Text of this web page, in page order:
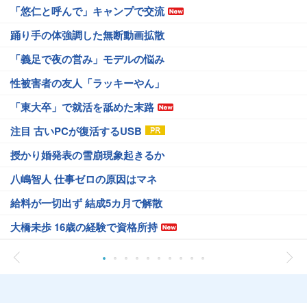
「悠仁と呼んで」キャンプで交流
踊り手の体強調した無断動画拡散
「義足で夜の営み」モデルの悩み
性被害者の友人「ラッキーやん」
「東大卒」で就活を舐めた末路
注目 古いPCが復活するUSB
授かり婚発表の雪崩現象起きるか
八嶋智人 仕事ゼロの原因はマネ
給料が一切出ず 結成5カ月で解散
大橋未歩 16歳の経験で資格所持